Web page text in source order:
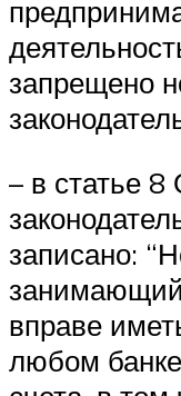
запрещено
– в статье 8
записано:
вправе
любом